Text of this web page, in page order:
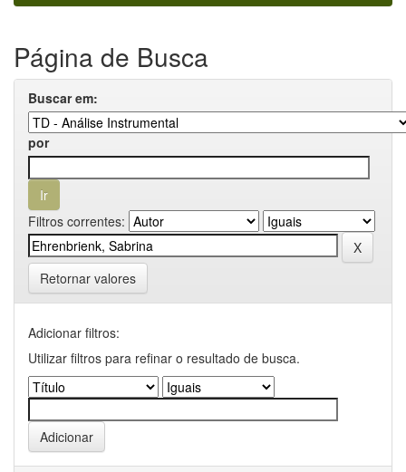
Página de Busca
Buscar em:
por
Filtros correntes:
Retornar valores
Adicionar filtros:
Utilizar filtros para refinar o resultado de busca.